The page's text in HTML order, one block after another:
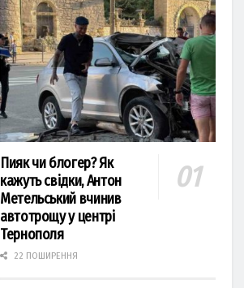
Пияк чи блогер? Як
кажуть свідки, Антон
Метельський вчинив
автотрощу у центрі
Тернополя
22 ПОШИРЕННЯ